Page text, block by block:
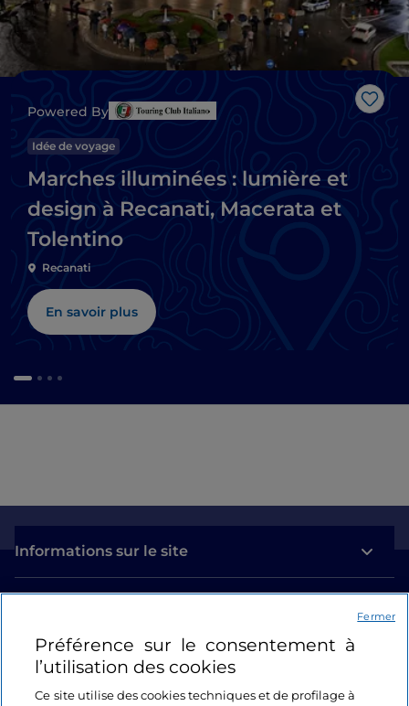
Powered By
Idée de voyage
Marches illuminées : lumière et
design à Recanati, Macerata et
Tolentino
Recanati
En savoir plus
Informations sur le site
Se connecter
Suivez-nous
Préférence sur le consentement à
l’utilisation des cookies
Ce site utilise des cookies techniques et de profilage à
Fermer